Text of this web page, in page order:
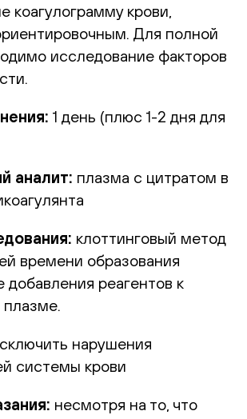
коагулограмму крови,
Для полной
исследование факторов
1 день (плюс 1-2 дня для
аналит: плазма с цитратом в
клоттинговый метод
времени образования
добавления реагентов к
нарушения
системы крови
несмотря на то, что